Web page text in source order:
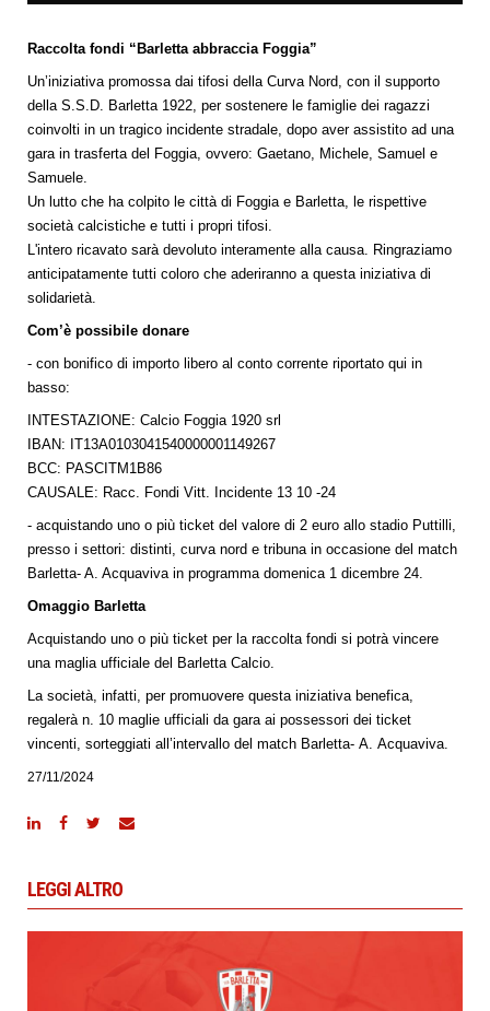
Raccolta fondi “Barletta abbraccia Foggia”
Un’iniziativa promossa dai tifosi della Curva Nord, con il supporto
della S.S.D. Barletta 1922, per sostenere le famiglie dei ragazzi
coinvolti in un tragico incidente stradale, dopo aver assistito ad una
gara in trasferta del Foggia, ovvero: Gaetano, Michele, Samuel e
Samuele.
Un lutto che ha colpito le città di Foggia e Barletta, le rispettive
società calcistiche e tutti i propri tifosi.
L'intero ricavato sarà devoluto interamente alla causa. Ringraziamo
anticipatamente tutti coloro che aderiranno a questa iniziativa di
solidarietà.
Com’è possibile donare
- con bonifico di importo libero al conto corrente riportato qui in
basso:
INTESTAZIONE: Calcio Foggia 1920 srl
IBAN: IT13A0103041540000001149267
BCC: PASCITM1B86
CAUSALE: Racc. Fondi Vitt. Incidente 13 10 -24
- acquistando uno o più ticket del valore di 2 euro allo stadio Puttilli,
presso i settori: distinti, curva nord e tribuna in occasione del match
Barletta- A. Acquaviva in programma domenica 1 dicembre 24.
Omaggio Barletta
Acquistando uno o più ticket per la raccolta fondi si potrà vincere
una maglia ufficiale del Barletta Calcio.
La società, infatti, per promuovere questa iniziativa benefica,
regalerà n. 10 maglie ufficiali da gara ai possessori dei ticket
vincenti, sorteggiati all’intervallo del match Barletta- A. Acquaviva.
27/11/2024
LEGGI ALTRO